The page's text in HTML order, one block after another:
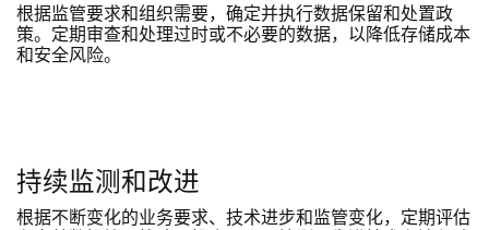
根据监管要求和组织需要，确定并执行数据保留和处置政
策。定期审查和处理过时或不必要的数据，以降低存储成本
和安全风险。
持续监测和改进
根据不断变化的业务要求、技术进步和监管变化，定期评估